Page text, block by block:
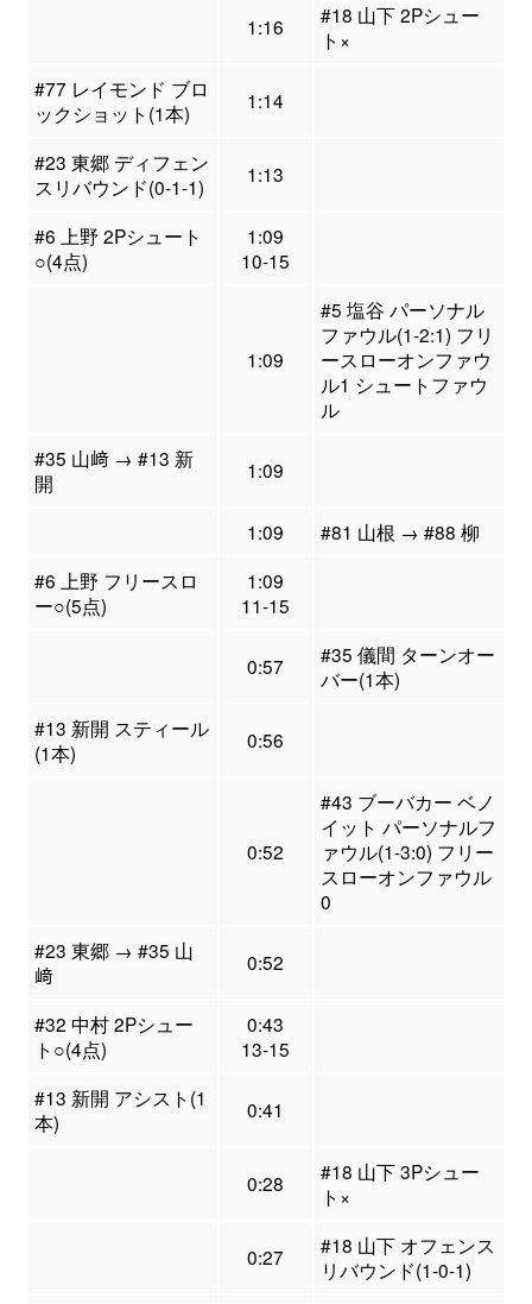
1:16
#18 山下 2Pシュー
ト×
#77 レイモンド ブロ
ックショット(1本)
1:14
#23 東郷 ディフェン
スリバウンド(0-1-1)
1:13
#6 上野 2Pシュート
○(4点)
1:09
10-15
1:09
#5 塩谷 パーソナル
ファウル(1-2:1) フリ
ースローオンファウ
ル1 シュートファウ
ル
#35 山﨑 → #13 新
開
1:09
1:09
#81 山根 → #88 柳
#6 上野 フリースロ
ー○(5点)
1:09
11-15
0:57
#35 儀間 ターンオー
バー(1本)
#13 新開 スティール
(1本)
0:56
0:52
#43 ブーバカー ベノ
イット パーソナルフ
ァウル(1-3:0) フリー
スローオンファウル
0
#23 東郷 → #35 山
﨑
0:52
#32 中村 2Pシュー
ト○(4点)
0:43
13-15
#13 新開 アシスト(1
本)
0:41
0:28
#18 山下 3Pシュー
ト×
0:27
#18 山下 オフェンス
リバウンド(1-0-1)